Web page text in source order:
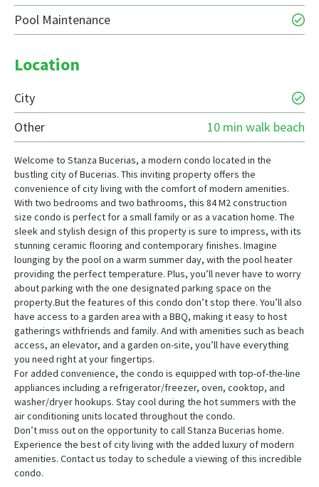
Pool Maintenance
Location
City
Other
10 min walk beach
Welcome to Stanza Bucerias, a modern condo located in the
bustling city of Bucerias. This inviting property offers the
convenience of city living with the comfort of modern amenities.
With two bedrooms and two bathrooms, this 84 M2 construction
size condo is perfect for a small family or as a vacation home. The
sleek and stylish design of this property is sure to impress, with its
stunning ceramic flooring and contemporary finishes. Imagine
lounging by the pool on a warm summer day, with the pool heater
providing the perfect temperature. Plus, you’ll never have to worry
about parking with the one designated parking space on the
property.But the features of this condo don’t stop there. You’ll also
have access to a garden area with a BBQ, making it easy to host
gatherings withfriends and family. And with amenities such as beach
access, an elevator, and a garden on-site, you’ll have everything
you need right at your fingertips.
For added convenience, the condo is equipped with top-of-the-line
appliances including a refrigerator/freezer, oven, cooktop, and
washer/dryer hookups. Stay cool during the hot summers with the
air conditioning units located throughout the condo.
Don’t miss out on the opportunity to call Stanza Bucerias home.
Experience the best of city living with the added luxury of modern
amenities. Contact us today to schedule a viewing of this incredible
condo.